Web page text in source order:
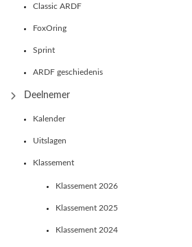
Classic ARDF
FoxOring
Sprint
ARDF geschiedenis
Deelnemer
Kalender
Uitslagen
Klassement
Klassement 2026
Klassement 2025
Klassement 2024